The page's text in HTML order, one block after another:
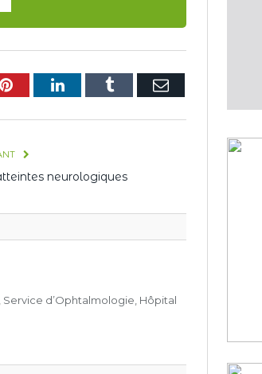
PinterestLinkedInTumblr E-
neurologiques
Service d’Ophtalmologie, Hôpital